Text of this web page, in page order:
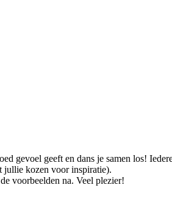
gevoel geeft en dans je samen los!
jullie kozen voor inspiratie).
voorbeelden na. Veel plezier!